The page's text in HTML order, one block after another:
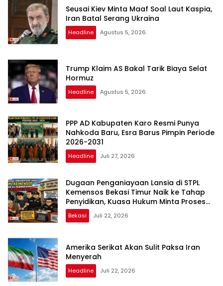
Seusai Kiev Minta Maaf Soal Laut Kaspia,
Iran Batal Serang Ukraina
Headline Agustus 5, 2026
Trump Klaim AS Bakal Tarik Biaya Selat
Hormuz
Headline Agustus 5, 2026
PPP AD Kabupaten Karo Resmi Punya
Nahkoda Baru, Esra Barus Pimpin Periode
2026-2031
Headline Juli 27, 2026
Dugaan Penganiayaan Lansia di STPL
Kemensos Bekasi Timur Naik ke Tahap
Penyidikan, Kuasa Hukum Minta Proses
Transparan dan Bebas Intervensi
Bekasi Juli 22, 2026
Amerika Serikat Akan Sulit Paksa Iran
Menyerah
Headline Juli 22, 2026